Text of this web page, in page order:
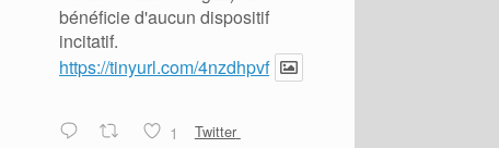
bénéficie d'aucun dispositif
incitatif.
https://tinyurl.com/4nzdhpvf
1 Twitter